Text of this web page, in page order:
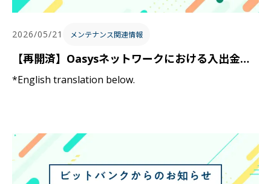
2026/05/21 メンテナンス関連情報
【再開済】Oasysネットワークにおける入出金の一時停止に関するお知らせ / Notice Regarding Temporary Suspension of Deposits and Withdrawals on the Oasys Network
*English translation below.